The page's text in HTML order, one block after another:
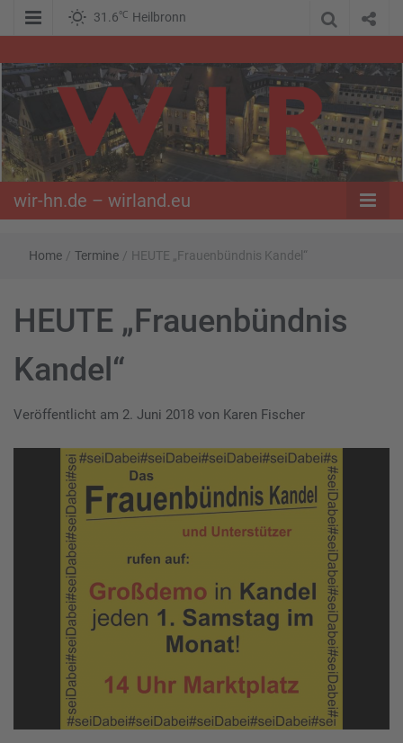
31.6℃ Heilbronn
wir-hn.de –
wirland.eu
wir-hn.de – wirland.eu
Home / Termine / HEUTE „Frauenbündnis Kandel“
HEUTE „Frauenbündnis
Kandel“
Veröffentlicht am 2. Juni 2018 von Karen Fischer